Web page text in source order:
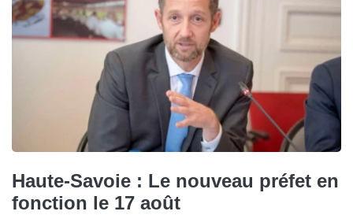
Haute-Savoie : Le nouveau préfet en
fonction le 17 août